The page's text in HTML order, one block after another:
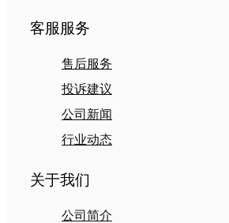
客服服务
售后服务
投诉建议
公司新闻
行业动态
关于我们
公司简介